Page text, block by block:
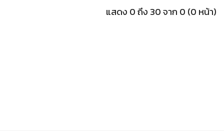
แสดง 0 ถึง 30 จาก 0 (0 หน้า)